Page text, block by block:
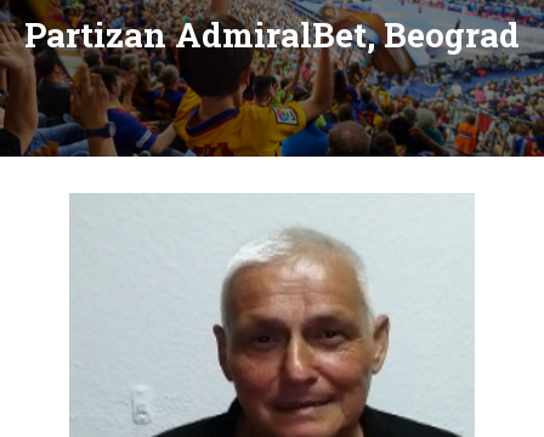
Partizan AdmiralBet, Beograd